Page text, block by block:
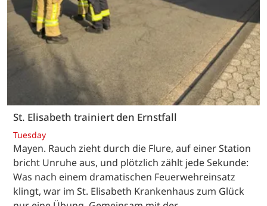
St. Elisabeth trainiert den Ernstfall
Tuesday
Mayen. Rauch zieht durch die Flure, auf einer Station
bricht Unruhe aus, und plötzlich zählt jede Sekunde:
Was nach einem dramatischen Feuerwehreinsatz
klingt, war im St. Elisabeth Krankenhaus zum Glück